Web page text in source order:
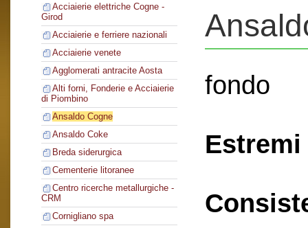
Acciaierie elettriche Cogne -
Girod
Acciaierie e ferriere nazionali
Acciaierie venete
Agglomerati antracite Aosta
Alti forni, Fonderie e Acciaierie
di Piombino
Ansaldo Cogne
Ansaldo Coke
Breda siderurgica
Cementerie litoranee
Centro ricerche metallurgiche -
CRM
Cornigliano spa
fondo